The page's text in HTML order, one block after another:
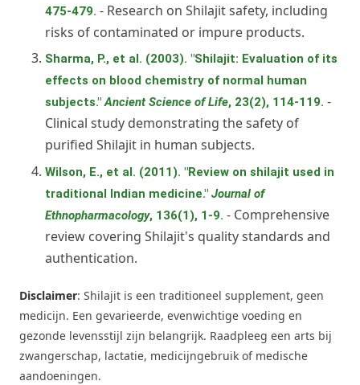
475-479. - Research on Shilajit safety, including
risks of contaminated or impure products.
Sharma, P., et al. (2003). "Shilajit: Evaluation of its
effects on blood chemistry of normal human
subjects."Ancient Science of Life, 23(2), 114-119. -
Clinical study demonstrating the safety of
purified Shilajit in human subjects.
Wilson, E., et al. (2011). "Review on shilajit used in
traditional Indian medicine." Journal of
Ethnopharmacology, 136(1), 1-9. - Comprehensive
review covering Shilajit's quality standards and
authentication.
Disclaimer: Shilajit is een traditioneel supplement, geen
medicijn. Een gevarieerde, evenwichtige voeding en
gezonde levensstijl zijn belangrijk. Raadpleeg een arts bij
zwangerschap, lactatie, medicijngebruik of medische
aandoeningen.